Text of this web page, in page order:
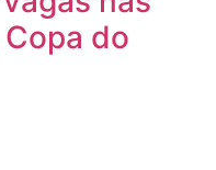
do